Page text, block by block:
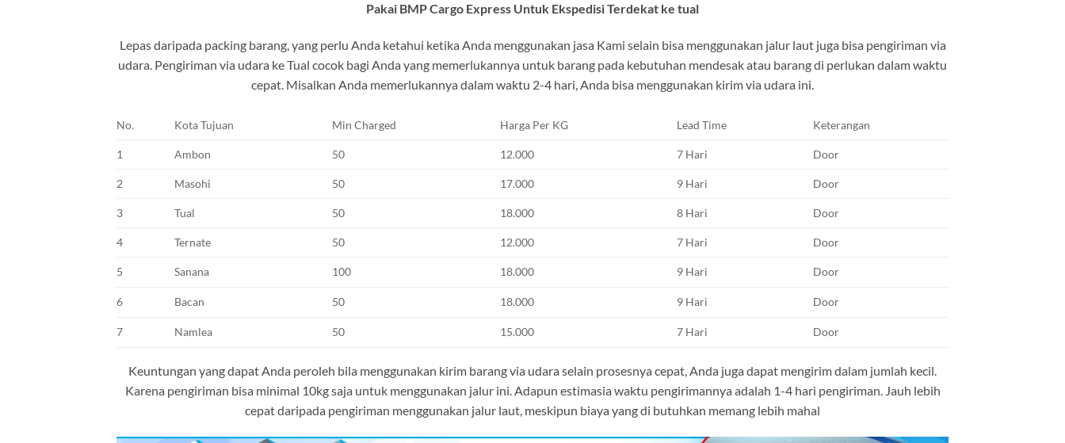
Pakai BMP Cargo Express Untuk Ekspedisi Terdekat ke tual
Lepas daripada packing barang, yang perlu Anda ketahui ketika Anda menggunakan jasa Kami selain bisa menggunakan jalur laut juga bisa pengiriman via
udara. Pengiriman via udara ke Tual cocok bagi Anda yang memerlukannya untuk barang pada kebutuhan mendesak atau barang di perlukan dalam waktu
cepat. Misalkan Anda memerlukannya dalam waktu 2-4 hari, Anda bisa menggunakan kirim via udara ini.
No. Kota Tujuan Min Charged Harga Per KG Lead Time Keterangan
1 Ambon 50 12.000 7 Hari Door
2 Masohi 50 17.000 9 Hari Door
3 Tual 50 18.000 8 Hari Door
4 Ternate 50 12.000 7 Hari Door
5 Sanana 100 18.000 9 Hari Door
6 Bacan 50 18.000 9 Hari Door
7 Namlea 50 15.000 7 Hari Door
Keuntungan yang dapat Anda peroleh bila menggunakan kirim barang via udara selain prosesnya cepat, Anda juga dapat mengirim dalam jumlah kecil.
Karena pengiriman bisa minimal 10kg saja untuk menggunakan jalur ini. Adapun estimasia waktu pengirimannya adalah 1-4 hari pengiriman. Jauh lebih
cepat daripada pengiriman menggunakan jalur laut, meskipun biaya yang di butuhkan memang lebih mahal